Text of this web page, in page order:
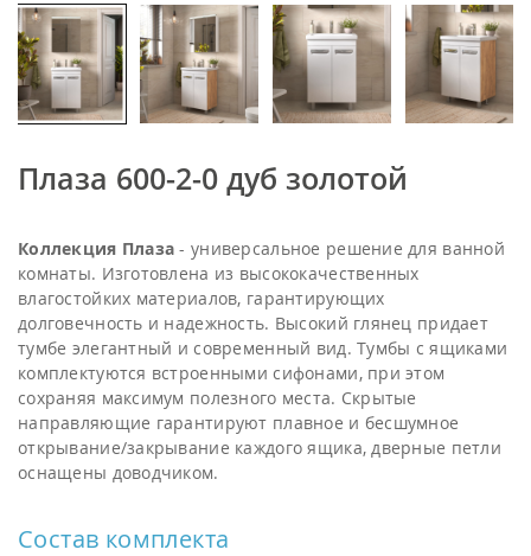
Плаза 600-2-0 дуб золотой
Коллекция Плаза - универсальное решение для ванной
комнаты. Изготовлена из высококачественных
влагостойких материалов, гарантирующих
долговечность и надежность. Высокий глянец придает
тумбе элегантный и современный вид. Тумбы с ящиками
комплектуются встроенными сифонами, при этом
сохраняя максимум полезного места. Скрытые
направляющие гарантируют плавное и бесшумное
открывание/закрывание каждого ящика, дверные петли
оснащены доводчиком.
Состав комплекта